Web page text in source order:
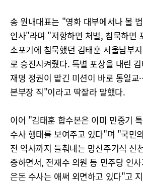
송 원내대표는 "영화 대부에서나 볼
인사"라며 "저항하면 처벌, 침묵하면
소포기에 침묵했던 김태훈 서울남부
로 승진시켜줬다. 특별 포상을 내린
재명 정권이 맡긴 미션이 바로 통일교
본부장 직"이라고 딱잘라 말했다.
이어 "김태훈 합수본은 이미 민중기
수사 행태를 보여주고 있다"며 "국민
전 역사까지 들춰내는 망신주기식 신
중하면서, 전재수 의원 등 민주당 인
은돈 수사는 애써 외면하고 있다"고